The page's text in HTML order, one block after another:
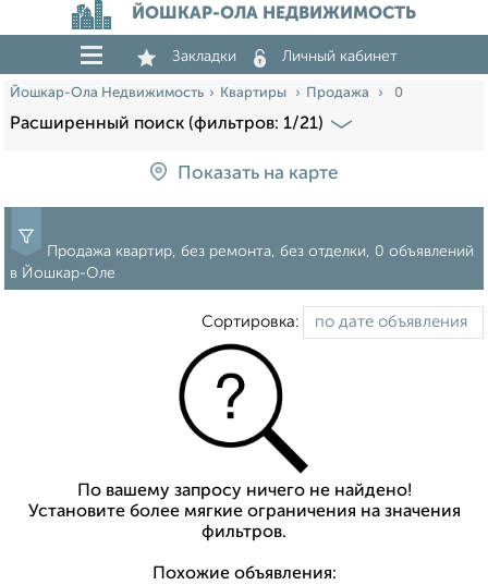
ЙОШКАР-ОЛА НЕДВИЖИМОСТЬ
Закладки Личный кабинет
Йошкар-Ола Недвижимость Квартиры Продажа 0
Расширенный поиск (фильтров: 1/21)
Показать на карте
Продажа квартир, без ремонта, без отделки, 0 объявлений
в Йошкар-Оле
Сортировка:
По вашему запросу ничего не найдено!
Установите более мягкие ограничения на значения
фильтров.
Похожие объявления: